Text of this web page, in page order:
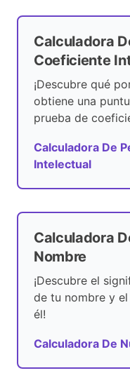
Calculadora
Coeficiente
¡Descubre qué
obtiene una
prueba de
Calculadora De
Intelectual
Calculadora
Nombre
¡Descubre el
de tu nombre y
él!
Calculadora De